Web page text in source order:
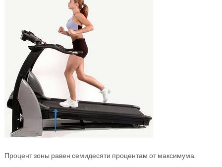
Процент зоны равен семидесяти процентам от максимума.